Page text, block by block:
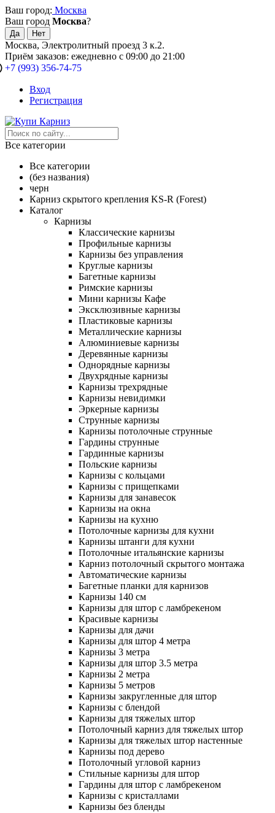
Ваш город: Москва
Ваш город Москва?
Москва, Электролитный проезд 3 к.2.
Приём заказов: ежедневно с 09:00 до 21:00
+7 (993) 356-74-75
Вход
Регистрация
Все категории
Все категории
(без названия)
черн
Карниз скрытого крепления KS-R (Forest)
Каталог
Карнизы
Классические карнизы
Профильные карнизы
Карнизы без управления
Круглые карнизы
Багетные карнизы
Римские карнизы
Мини карнизы Кафе
Эксклюзивные карнизы
Пластиковые карнизы
Металлические карнизы
Алюминиевые карнизы
Деревянные карнизы
Однорядные карнизы
Двухрядные карнизы
Карнизы трехрядные
Карнизы невидимки
Эркерные карнизы
Струнные карнизы
Карнизы потолочные струнные
Гардины струнные
Гардинные карнизы
Польские карнизы
Карнизы с кольцами
Карнизы с прищепками
Карнизы для занавесок
Карнизы на окна
Карнизы на кухню
Потолочные карнизы для кухни
Карнизы штанги для кухни
Потолочные итальянские карнизы
Карниз потолочный скрытого монтажа
Автоматические карнизы
Багетные планки для карнизов
Карнизы 140 см
Карнизы для штор с ламбрекеном
Красивые карнизы
Карнизы для дачи
Карнизы для штор 4 метра
Карнизы 3 метра
Карнизы для штор 3.5 метра
Карнизы 2 метра
Карнизы 5 метров
Карнизы закругленные для штор
Карнизы с блендой
Карнизы для тяжелых штор
Потолочный карниз для тяжелых штор
Карнизы для тяжелых штор настенные
Карнизы под дерево
Потолочный угловой карниз
Стильные карнизы для штор
Гардины для штор с ламбрекеном
Карнизы с кристаллами
Карнизы без бленды